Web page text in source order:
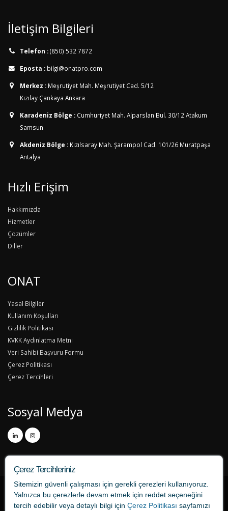
İletişim Bilgileri
Telefon :(850) 532 7872
Eposta : bilgi@onatpro.com
Merkez : Meşrutiyet Mah. Meşrutiyet Cad. 5/12
Kızılay Çankaya Ankara
Karadeniz Bölge : Cumhuriyet Mah. Alparslan Bul. 30/12 Atakum
Samsun
Akdeniz Bölge : Kızılsaray Mah. Şarampol Cad. 101/26 Muratpaşa
Antalya
Hızlı Erişim
Hakkımızda
Hizmetler
Çözümler
Diller
ONAT
Yasal Bilgiler
Kullanım Koşulları
Gizlilik Politikası
KVKK Aydınlatma Metni
Veri Sahibi Başvuru Formu
Çerez Politikası
Çerez Tercihleri
Sosyal Medya
Çerez Tercihleriniz
Sitemizin güvenli çalışması için gerekli çerezleri kullanıyoruz.
Yalnızca bu çerezlerle devam etmek için reddet seçeneğini
tercih edebilir veya detaylı bilgi için Çerez Politikası sayfamızı